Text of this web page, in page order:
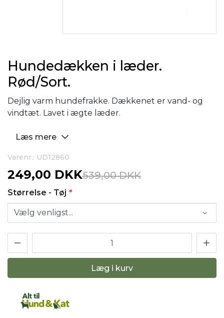
Hundedækken i læder.
Rød/Sort.
Dejlig varm hundefrakke. Dækkenet er vand- og
vindtæt. Lavet i ægte læder.
Læs mere
Varenr.: UD12860
249,00 DKK539,00 DKK
Størrelse - Tøj *
Læg i kurv